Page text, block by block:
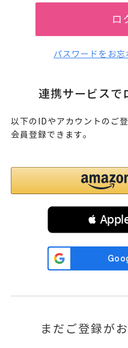
ロ
パスワードをお
連携サービスで
以下のIDやアカウントのご
会員登録できます。
 Apple
まだご登録が